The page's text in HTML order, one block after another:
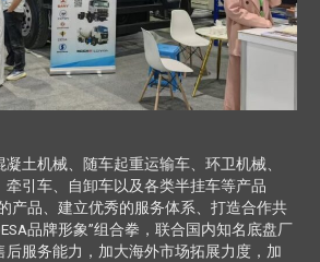
土机械、随车起重运输车、环卫机械、
牵引车、自卸车以及各类半挂车等产品
产品、建立优秀的服务体系、打造合作共
品牌形象”组合拳，联合国内知名底盘厂
后服务能力，加大海外市场拓展力度，加